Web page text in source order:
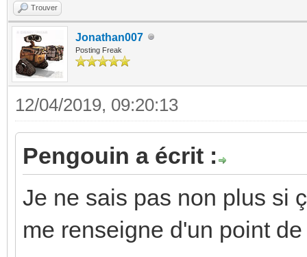
Trouver
Jonathan007
Posting Freak
12/04/2019, 09:20:13
Pengouin a écrit :
Je ne sais pas non plus si
me renseigne d'un point